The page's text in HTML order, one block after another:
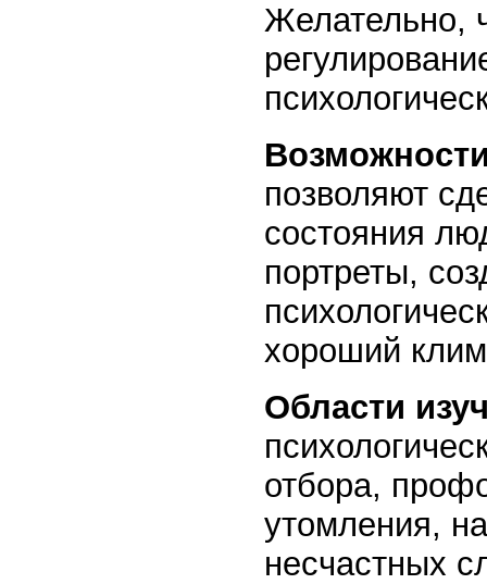
Желательно,
позволяют
состояния
портреты,
хороший
Области
отбора,
утомления,
несчастных